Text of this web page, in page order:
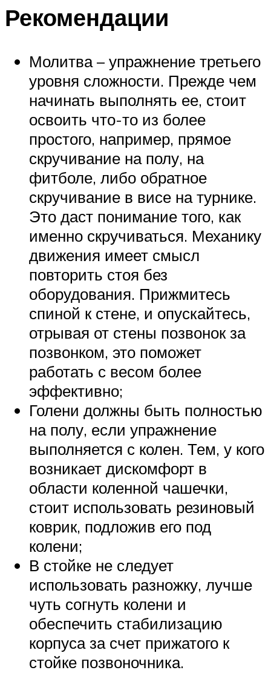
Рекомендации
Молитва – упражнение третьего
уровня сложности. Прежде чем
начинать выполнять ее, стоит
освоить что-то из более
простого, например, прямое
скручивание на полу, на
фитболе, либо обратное
скручивание в висе на турнике.
Это даст понимание того, как
именно скручиваться. Механику
движения имеет смысл
повторить стоя без
оборудования. Прижмитесь
спиной к стене, и опускайтесь,
отрывая от стены позвонок за
позвонком, это поможет
работать с весом более
эффективно;
Голени должны быть полностью
на полу, если упражнение
выполняется с колен. Тем, у кого
возникает дискомфорт в
области коленной чашечки,
стоит использовать резиновый
коврик, подложив его под
колени;
В стойке не следует
использовать разножку, лучше
чуть согнуть колени и
обеспечить стабилизацию
корпуса за счет прижатого к
стойке позвоночника.